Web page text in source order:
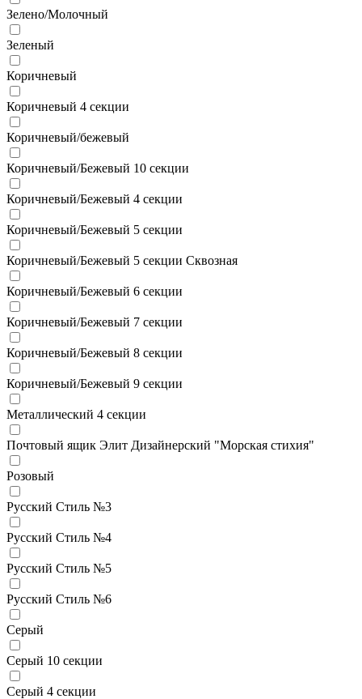
Зелено/Молочный
Зеленый
Коричневый
Коричневый 4 секции
Коричневый/бежевый
Коричневый/Бежевый 10 секции
Коричневый/Бежевый 4 секции
Коричневый/Бежевый 5 секции
Коричневый/Бежевый 5 секции Сквозная
Коричневый/Бежевый 6 секции
Коричневый/Бежевый 7 секции
Коричневый/Бежевый 8 секции
Коричневый/Бежевый 9 секции
Металлический 4 секции
Почтовый ящик Элит Дизайнерский "Морская стихия"
Розовый
Русский Стиль №3
Русский Стиль №4
Русский Стиль №5
Русский Стиль №6
Серый
Серый 10 секции
Серый 4 секции